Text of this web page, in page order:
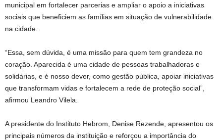
municipal em fortalecer parcerias e ampliar o apoio a iniciativas
sociais que beneficiem as famílias em situação de vulnerabilidade
na cidade.
“Essa, sem dúvida, é uma missão para quem tem grandeza no
coração. Aparecida é uma cidade de pessoas trabalhadoras e
solidárias, e é nosso dever, como gestão pública, apoiar iniciativas
que transformam vidas e fortalecem a rede de proteção social”,
afirmou Leandro Vilela.
A presidente do Instituto Hebrom, Denise Rezende, apresentou os
principais números da instituição e reforçou a importância do